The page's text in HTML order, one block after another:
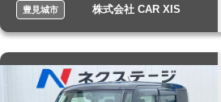
豊見城市 株式会社 CAR XIS